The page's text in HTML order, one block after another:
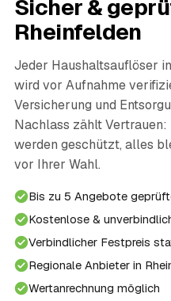
Sicher &
Rheinfelden
Jeder Haushaltsauflöser
wird vor Aufnahme
Versicherung und
Nachlass zählt
werden geschützt, alles
vor Ihrer Wahl.
Bis zu 5 Angebote
Kostenlose &
Verbindlicher Festpreis
Regionale Anbieter in
Wertanrechnung möglich